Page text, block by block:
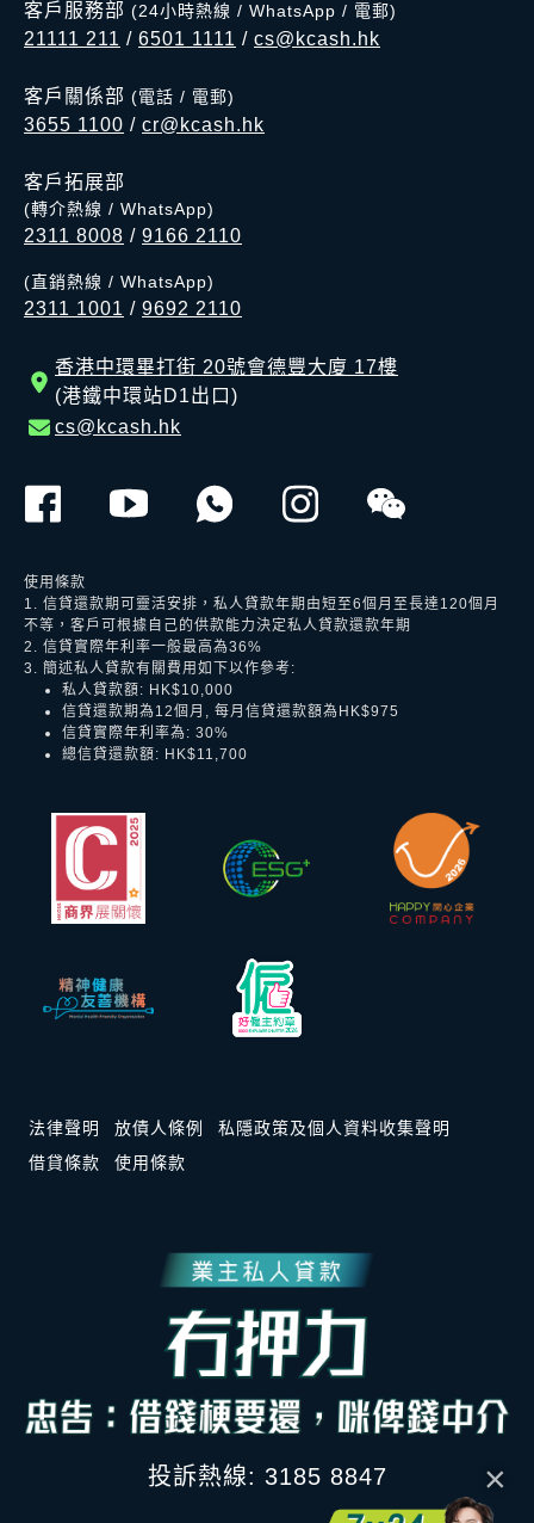
×
客戶服務部 (24小時熱線 / WhatsApp / 電郵)
21111 211 / 6501 1111 / cs@kcash.hk
客戶關係部 (電話 / 電郵)
3655 1100 / cr@kcash.hk
客戶拓展部
(轉介熱線 / WhatsApp)
2311 8008 / 9166 2110
(直銷熱線 / WhatsApp)
2311 1001 / 9692 2110
香港中環畢打街 20號會德豐大廈 17樓
(港鐵中環站D1出口)
cs@kcash.hk
使用條款
1. 信貸還款期可靈活安排，私人貸款年期由短至6個月至長達120個月
不等，客戶可根據自己的供款能力決定私人貸款還款年期
2. 信貸實際年利率一般最高為36%
3. 簡述私人貸款有關費用如下以作參考:
私人貸款額: HK$10,000
信貸還款期為12個月, 每月信貸還款額為HK$975
信貸實際年利率為: 30%
總信貸還款額: HK$11,700
法律聲明 放債人條例
私隱政策及個人資料收集聲明
借貸條款
使用條款
投訴熱線: 3185 8847